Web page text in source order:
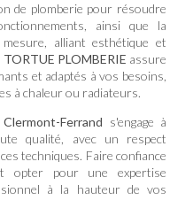
de plomberie pour résoudre
ainsi que la
alliant esthétique et
TORTUE PLOMBERIE assure
et adaptés à vos besoins,
à chaleur ou radiateurs.
Ferrand s'engage à
qualité, avec un respect
techniques. Faire confiance
opter pour une expertise
à la hauteur de vos